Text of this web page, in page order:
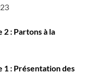
: Partons à la
1 : Présentation des